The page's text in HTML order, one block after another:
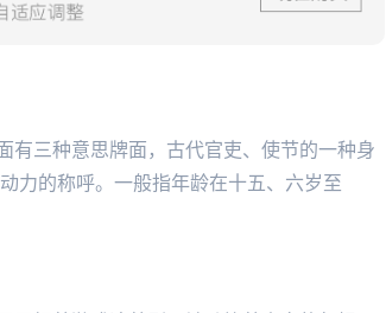
有三种意思牌面，古代官吏、使节的一种身
力的称呼。一般指年龄在十五、六岁至